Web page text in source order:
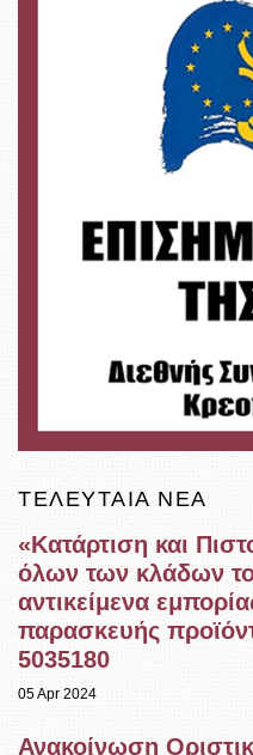
ΤΕΛΕΥΤΑΊΑ ΝΈΑ
«Κατάρτιση και
όλων των κλάδων
αντικείμενα
παρασκευής
5035180
05 Apr 2024
Ανακοίνωση